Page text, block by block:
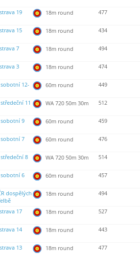
19 18m round 477
15
18m round 434
7 18m round 494
3
18m round 474
12-
60m round 449
11 WA 720 50m 30m 512
9 60m round 459
7 60m round 476
8 WA 720 50m 30m 514
6
60m round 457
dospělých
18m round 494
17
18m round 527
14 18m round 443
13 18m round 477